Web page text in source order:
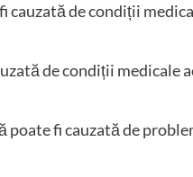
cauzată de condiții
de condiții medicale
poate fi cauzată de